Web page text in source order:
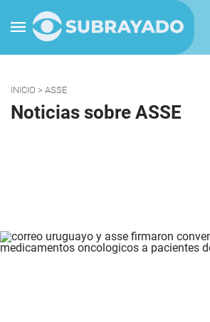
INICIO > ASSE
Noticias sobre ASSE